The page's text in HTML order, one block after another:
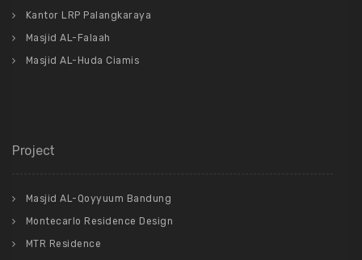
Kantor LRP Palangkaraya
Masjid AL-Falaah
Masjid AL-Huda Ciamis
Project
Masjid AL-Qoyyuum Bandung
Montecarlo Residence Design
MTR Residence